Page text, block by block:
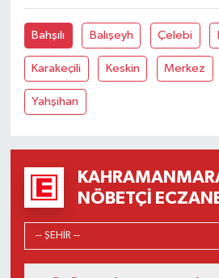
Bahşılı Balışeyh Çelebi
Karakeçili Keskin Merkez
Yahşihan
NÖBETÇI